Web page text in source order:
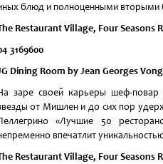
блюд и полноценными
Restaurant Village, Four Seasons
3169600
Dining Room by Jean Georges
заре своей карьеры шеф-
от Мишлен и до сих пор
«Лучшие 50
впечатлит
Restaurant Village, Four Seasons